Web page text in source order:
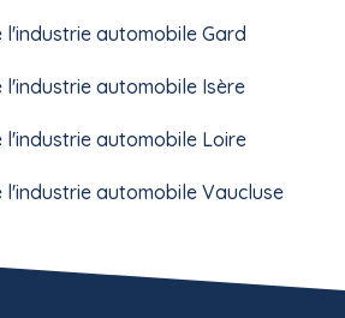
l'industrie automobile Gard
l'industrie automobile Isère
l'industrie automobile Loire
l'industrie automobile Vaucluse